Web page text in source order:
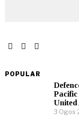
POPULAR
Pacific
3 Ogos